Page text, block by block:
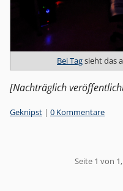
Bei Tagsieht das
[Nachträglich
Kategorien:
Geknipst | 0 Kommentare
Seite 1 von